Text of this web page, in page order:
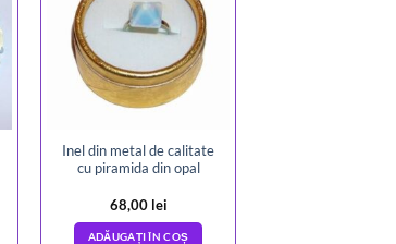
Inel din metal de calitate
cu piramida din opal
68,00 lei
ADĂUGAȚI ÎN COȘ